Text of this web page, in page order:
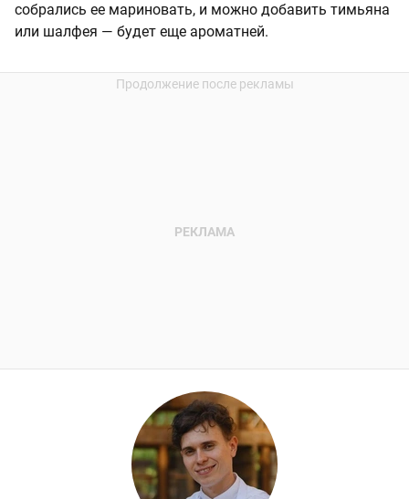
собрались ее мариновать, и можно добавить тимьяна
или шалфея — будет еще ароматней.